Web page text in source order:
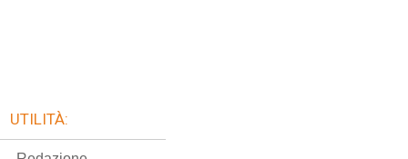
UTILITÀ: